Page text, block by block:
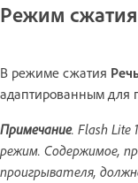
Режим
В режиме сжатия
адаптированным для
Примечание. Flash Lite
режим. Содержимое,
проигрывателя,